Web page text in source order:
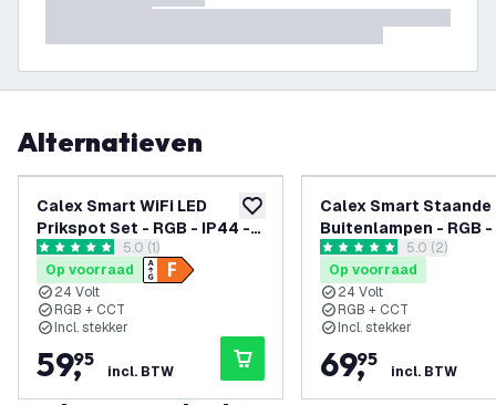
Alternatieven
toevoegen aan verlanglijst
Calex Smart WiFi LED
Prikspot Set - RGB - IP44 -
Plug & Play - Bluetooth
Mesh
reviews drawer openen
5 score sterren5.0 (1)
Op voorraad
24 Volt
RGB + CCT
Incl. stekker
59,
95
incl. BTW
Calex Smart Staande
Buitenlampen - RGB
Plug & Play -
Mesh
reviews
5 score sterren5.0 (2)
Op voorraad
24 Volt
RGB + CCT
Incl. stekker
69,
95
incl. BTW